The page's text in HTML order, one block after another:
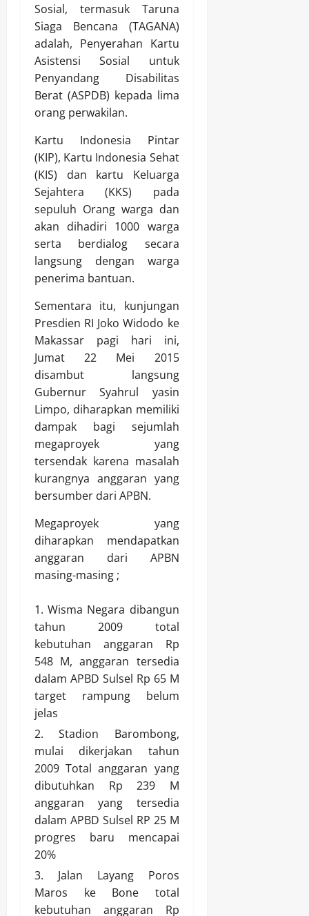
Sosial, termasuk Taruna
Siaga Bencana (TAGANA)
adalah, Penyerahan Kartu
Asistensi Sosial untuk
Penyandang Disabilitas
Berat (ASPDB) kepada lima
orang perwakilan.
Kartu Indonesia Pintar
(KIP), Kartu Indonesia Sehat
(KIS) dan kartu Keluarga
Sejahtera (KKS) pada
sepuluh Orang warga dan
akan dihadiri 1000 warga
serta berdialog secara
langsung dengan warga
penerima bantuan.
Sementara itu, kunjungan
Presdien RI Joko Widodo ke
Makassar pagi hari ini,
Jumat 22 Mei 2015
disambut langsung
Gubernur Syahrul yasin
Limpo, diharapkan memiliki
dampak bagi sejumlah
megaproyek yang
tersendak karena masalah
kurangnya anggaran yang
bersumber dari APBN.
Megaproyek yang
diharapkan mendapatkan
anggaran dari APBN
masing-masing ;
Wisma Negara dibangun
tahun 2009 total
kebutuhan anggaran Rp
548 M, anggaran tersedia
dalam APBD Sulsel Rp 65 M
target rampung belum
jelas
Stadion Barombong,
mulai dikerjakan tahun
2009 Total anggaran yang
dibutuhkan Rp 239 M
anggaran yang tersedia
dalam APBD Sulsel RP 25 M
progres baru mencapai
20%
Jalan Layang Poros
Maros ke Bone total
kebutuhan anggaran Rp